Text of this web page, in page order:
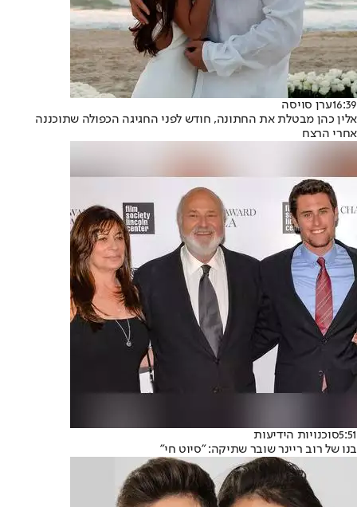
16:39ערן סויסה
אלין כהן מבטלת את החתונה, חודש לפני החגיגה הכפולה שתוכננה
אחרי הרצח
5:51סוכנויות הידיעות
בנו של רוב ריינר שובר שתיקה: "סיוט חי"